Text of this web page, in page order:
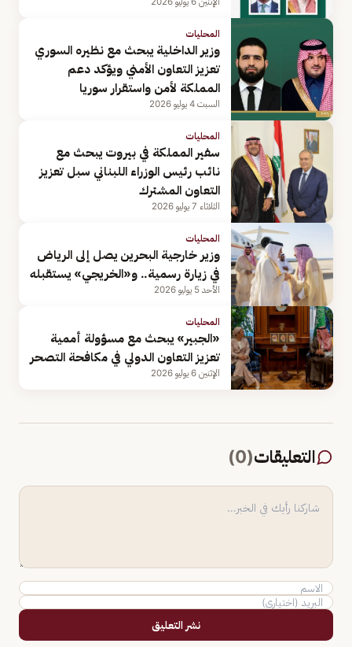
المحليات
وزير الداخلية يبحث مع نظيره السوري
تعزيز التعاون الأمني ويؤكد دعم
المملكة لأمن واستقرار سوريا
السبت 4 يوليو 2026
المحليات
سفير المملكة في بيروت يبحث مع
نائب رئيس الوزراء اللبناني سبل تعزيز
التعاون المشترك
الثلاثاء 7 يوليو 2026
المحليات
وزير خارجية البحرين يصل إلى الرياض
في زيارة رسمية.. و«الخريجي» يستقبله
الأحد 5 يوليو 2026
المحليات
«الجبير» يبحث مع مسؤولة أممية
تعزيز التعاون الدولي في مكافحة التصحر
الإثنين 6 يوليو 2026
التعليقات(
0
)
نشر التعليق